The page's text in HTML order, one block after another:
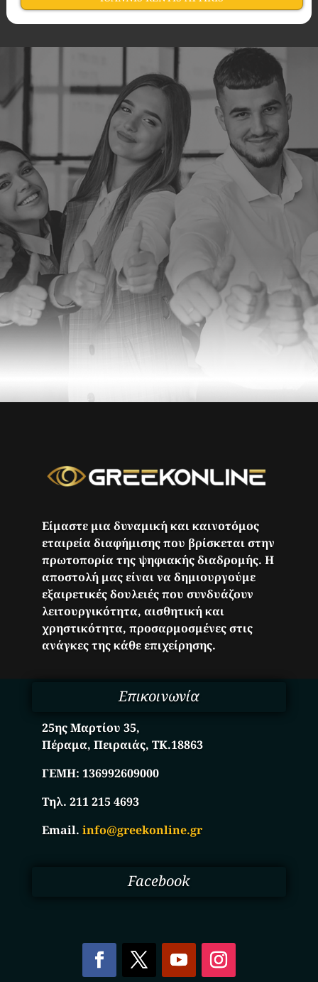
Είμαστε μια δυναμική και καινοτόμος
εταιρεία διαφήμισης που βρίσκεται στην
πρωτοπορία της ψηφιακής διαδρομής. Η
αποστολή μας είναι να δημιουργούμε
εξαιρετικές δουλειές που συνδυάζουν
λειτουργικότητα, αισθητική και
χρηστικότητα, προσαρμοσμένες στις
ανάγκες της κάθε επιχείρησης.
Επικοινωνία
25ης Μαρτίου 35,
Πέραμα, Πειραιάς, ΤΚ.18863
ΓΕΜΗ:136992609000
Τηλ. 211 215 4693
Email.info@greekonline.gr
Facebook